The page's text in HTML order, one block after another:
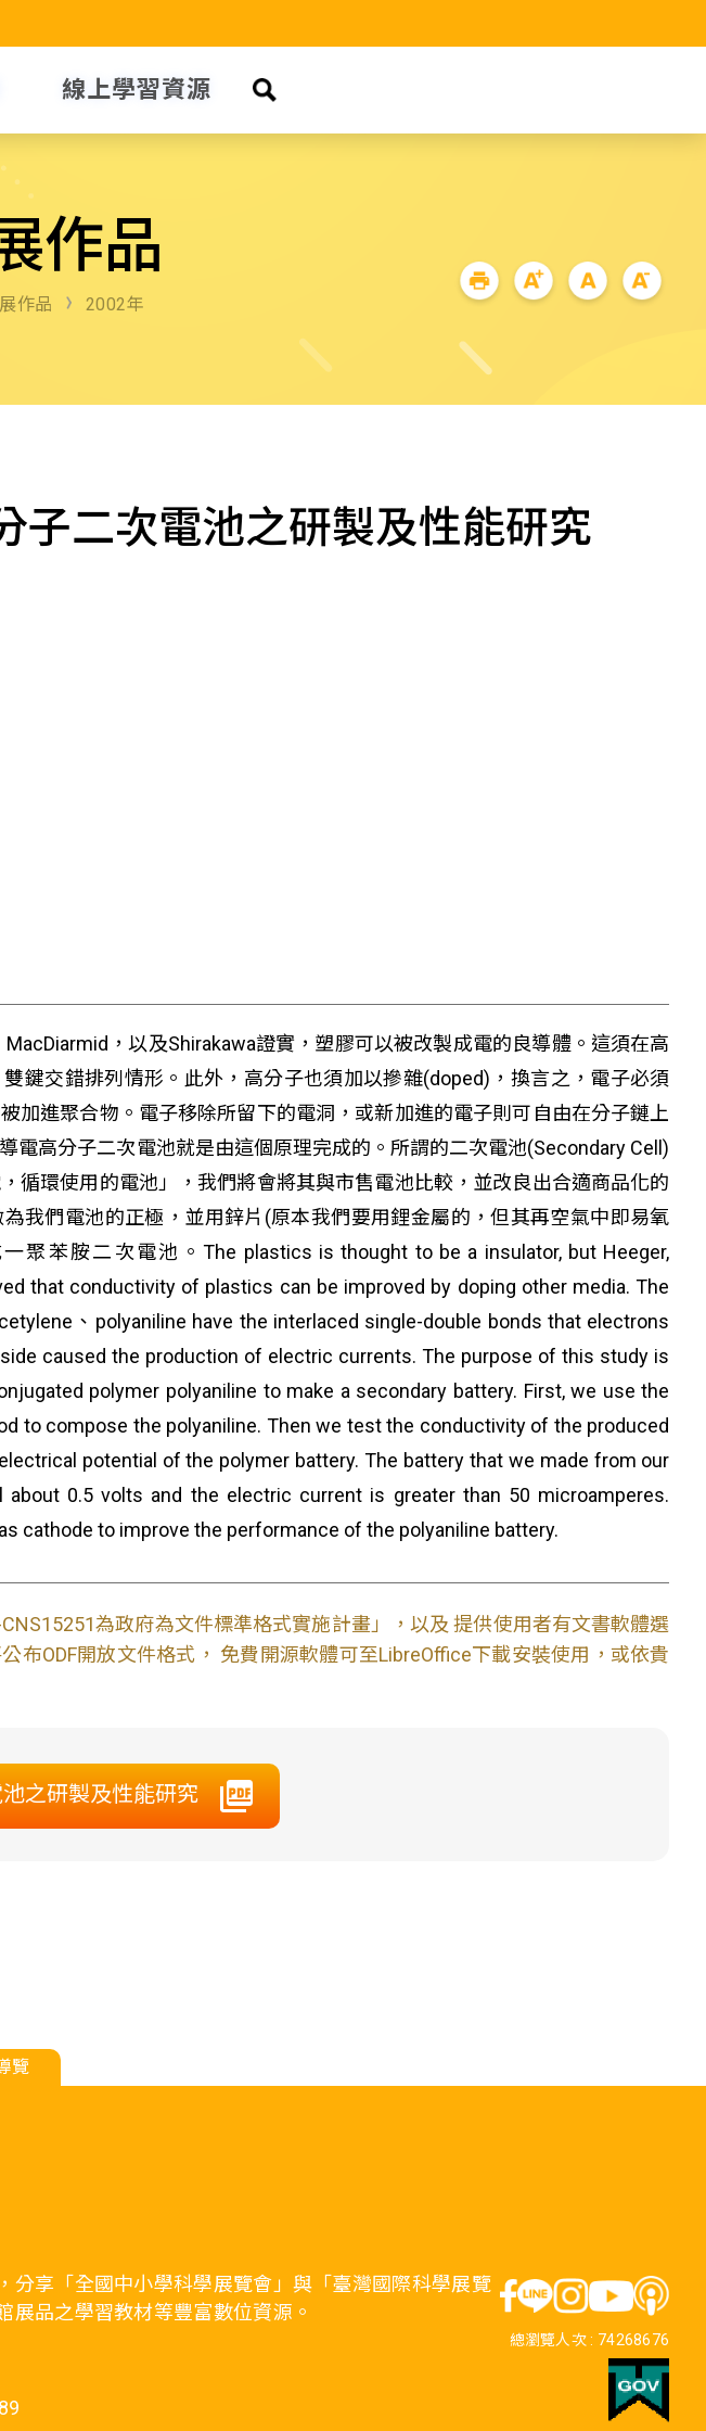
線上學習資源
作品
作品 2002年
子二次電池之研製及性能研究
，以及Shirakawa證實，塑膠可以被改製成電的良導體。這須在高
鍵交錯排列情形。此外，高分子也須加以摻雜(doped)，換言之，電子必須
加進聚合物。電子移除所留下的電洞，或新加進的電子則可自由在分子鏈上
電高分子二次電池就是由這個原理完成的。所謂的二次電池(Secondary Cell)
循環使用的電池」，我們將會將其與市售電池比較，並改良出合適商品化的
我們電池的正極，並用鋅片(原本我們要用鋰金屬的，但其再空氣中即易氧
苯胺二次電池。The plastics is thought to be a insulator, but Heeger,
that conductivity of plastics can be improved by doping other media. The
、polyaniline have the interlaced single-double bonds that electrons
caused the production of electric currents. The purpose of this study is
polymer polyaniline to make a secondary battery. First, we use the
to compose the polyaniline. Then we test the conductivity of the produced
potential of the polymer battery. The battery that we made from our
about 0.5 volts and the electric current is greater than 50 microamperes.
cathode to improve the performance of the polyaniline battery.
CNS15251為政府為文件標準格式實施計畫」，以及 提供使用者有文書軟體選
布ODF開放文件格式， 免費開源軟體可至LibreOffice下載安裝使用，或依貴
之研製及性能研究
覽
分享「全國中小學科學展覽會」與「臺灣國際科學展覽
展品之學習教材等豐富數位資源。
總瀏覽人次 : 74268676